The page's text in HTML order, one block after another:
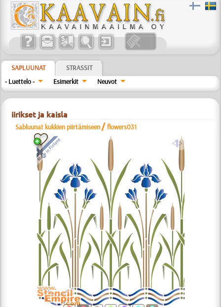
SAPLUUNAT
STRASSIT
- Luettelo -
Esimerkit Neuvot
iirikset ja kaisla
Sabluunat kukkien piirtämiseen /flowers031
a